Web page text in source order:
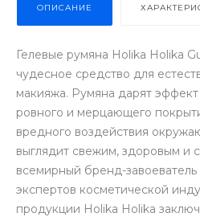
ОПИСАНИЕ
Гелевые румяна Holika Holika
чудесное средство для
макияжа. Румяна дарят
ровного и мерцающего
вредного воздействия
выглядит свежим, здоровым и
всемирный бренд-
экспертов косметической
продукции Holika Holika